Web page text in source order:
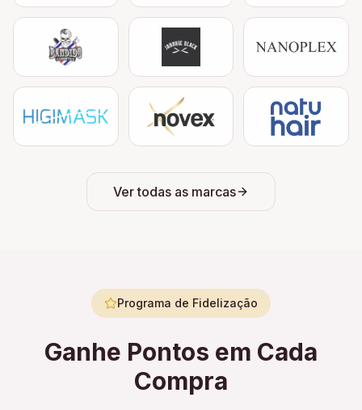
Ver todas as marcas
Programa de Fidelização
Ganhe Pontos em Cada
Compra